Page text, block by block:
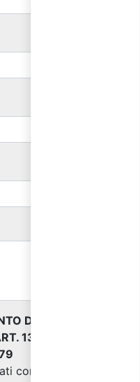
DEI DATI
13 DEL
come indicato